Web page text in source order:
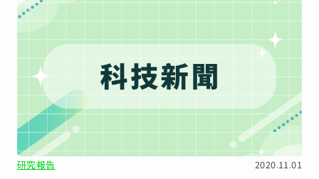
研究報告 2020.11.01